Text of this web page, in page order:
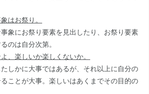
はお祭り。
象にお祭り要素を見出したり、お祭り要素
のは自分次第。
、楽しいか楽しくないか。
しかに大事ではあるが、それ以上に自分の
ことが大事。楽しいはあくまでその目的の